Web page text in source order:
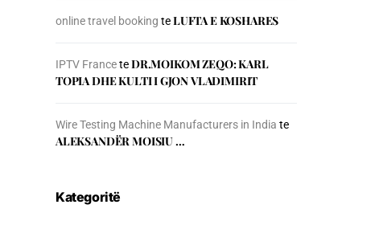
online travel booking teLUFTA E KOSHARES
IPTV FranceteDR.MOIKOM ZEQO: KARL
TOPIA DHE KULTI I GJON VLADIMIRIT
Wire Testing Machine Manufacturers in India te
ALEKSANDËR MOISIU …
Kategoritë